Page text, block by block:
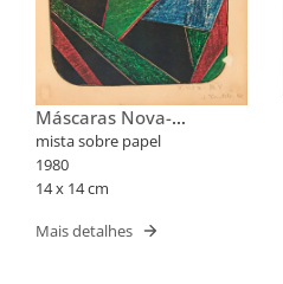
Máscaras Nova-
Iorquinas II
mista sobre papel
1980
14 x 14 cm
Mais detalhes